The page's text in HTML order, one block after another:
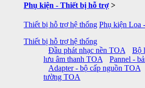
Phụ kiện - Thiết bị hỗ trợ >
Thiết bị hỗ trợ hệ thống Phụ kiện Loa
Thiết bị hỗ trợ hệ thống
Đầu phát nhạc nền TOA
Bộ
lưu âm thanh TOA
Pannel -
Adapter - bộ cấp nguồn TOA
tường TOA